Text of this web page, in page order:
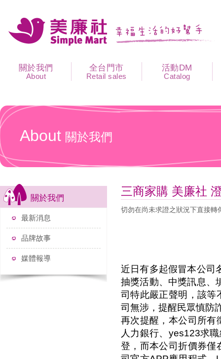
關於我們
About
全台門市
Retail sales
活動DM
Catalog
About 關於我們
關於我們
最新消息
品牌故事
媒體報導
三商家購 美廉社
切勿在尚未求證之狀況下直接
近日有多起假冒本公司
抽獎活動、中獎訊息、
司特此嚴正聲明，該等
司無涉，提醒民眾慎防
再次提醒，本公司所有
人力銀行、 yes123求
登，而本公司折價券僅